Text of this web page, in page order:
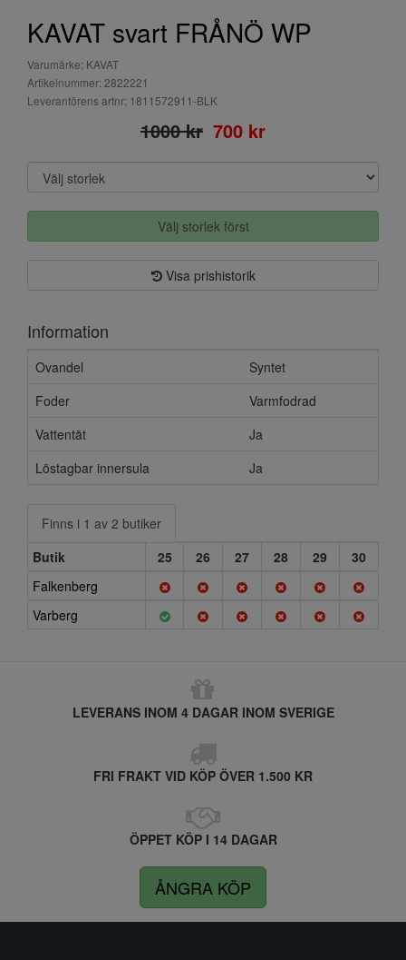
KAVAT svart FRÅNÖ WP
Varumärke: KAVAT
Artikelnummer: 2822221
Leverantörens artnr: 1811572911-BLK
1000 kr 700 kr
Välj storlek först
Visa prishistorik
Information
Ovandel
Syntet
Foder
Varmfodrad
Vattentät
Ja
Löstagbar innersula
Ja
Finns i 1 av 2 butiker
Butik
25 26 27 28 29
30
Falkenberg
Varberg
LEVERANS INOM 4 DAGAR INOM SVERIGE
FRI FRAKT VID KÖP ÖVER 1.500 KR
ÖPPET KÖP I 14 DAGAR
ÅNGRA KÖP